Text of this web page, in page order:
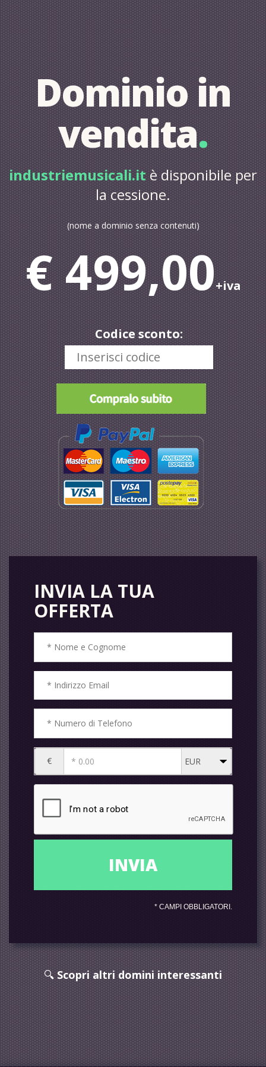
Dominio in
vendita.
industriemusicali.itè disponibile per
la cessione.
(nome a dominio senza contenuti)
€ 499,00+iva
Codice sconto:
INVIA LA TUA
OFFERTA
€
* CAMPI OBBLIGATORI.
🔍Scopri altri domini interessanti